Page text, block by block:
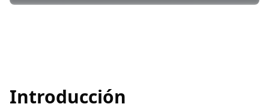
Introducción